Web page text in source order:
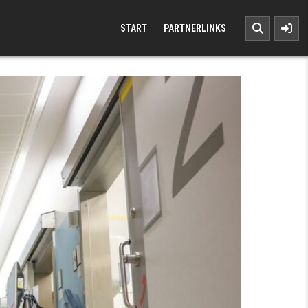
START PARTNERLINKS